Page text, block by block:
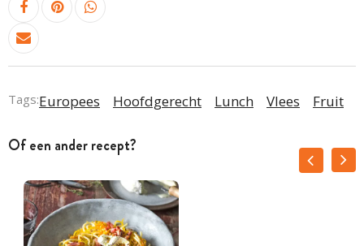
Tags:Europees Hoofdgerecht Lunch Vlees Fruit
Of een ander recept?